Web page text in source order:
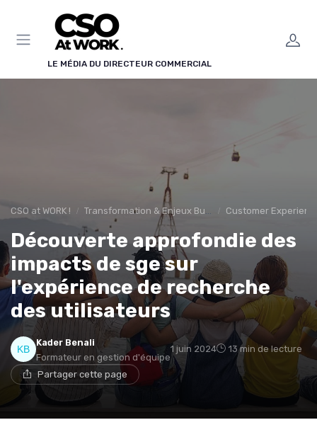
LE MÉDIA DU DIRECTEUR COMMERCIAL
CSO at WORK ! Transformation & Enjeux Business Customer
Découverte approfondie des
impacts de sge sur
l'expérience de recherche
des utilisateurs
Kader Benali
Formateur en gestion d'équipe
1 juin 2024 13 min de lecture
Partager cette page